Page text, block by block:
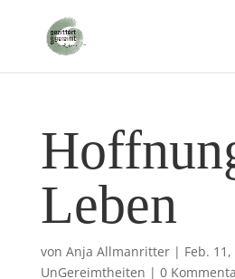
Leben
von Anja Allmanritter| Feb.
UnGereimtheiten | 0